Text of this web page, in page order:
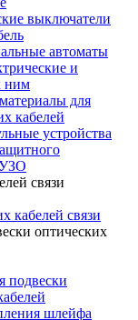
выключатели
автоматы
и
ним
для
кабелей
устройства
связи
кабелей связи
оптических
подвески
шлейфа